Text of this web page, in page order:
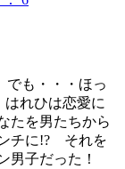
も・・・ほっ
れひは恋愛に
たを男たちから
チに!? それを
男子だった！